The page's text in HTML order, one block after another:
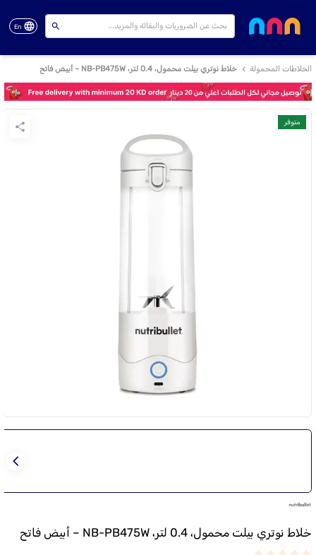
En
الخلاطات المحمولة خلاط نوتري بيلت محمول، 0.4 لتر، NB-PB475W – أبيض فاتح
متوفر
خلاط نوتري بيلت محمول، 0.4 لتر، NB-PB475W – أبيض فاتح